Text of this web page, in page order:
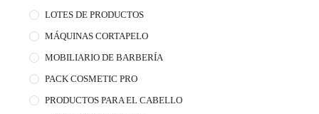
LOTES DE PRODUCTOS
MÁQUINAS CORTAPELO
MOBILIARIO DE BARBERÍA
PACK COSMETIC PRO
PRODUCTOS PARA EL CABELLO